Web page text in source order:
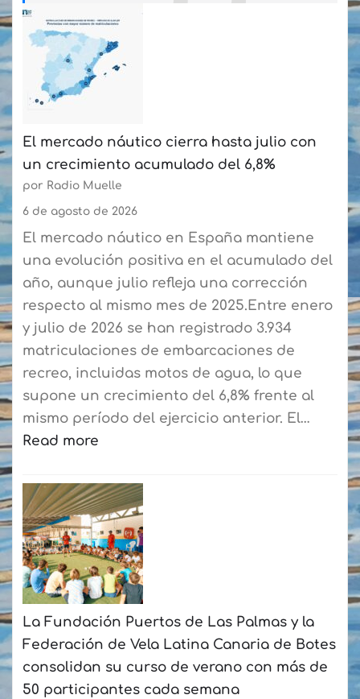
El mercado náutico cierra hasta julio con
un crecimiento acumulado del 6,8%
por Radio Muelle
6 de agosto de 2026
El mercado náutico en España mantiene
una evolución positiva en el acumulado del
año, aunque julio refleja una corrección
respecto al mismo mes de 2025.Entre enero
y julio de 2026 se han registrado 3.934
matriculaciones de embarcaciones de
recreo, incluidas motos de agua, lo que
supone un crecimiento del 6,8% frente al
mismo período del ejercicio anterior. El…
Read more
El
mercado
náutico
cierra
hasta
julio
con
un
crecimiento
acumulado
La Fundación Puertos de Las Palmas y la
Federación de Vela Latina Canaria de Botes
consolidan su curso de verano con más de
50 participantes cada semana